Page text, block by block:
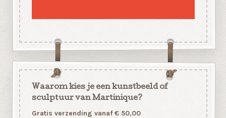
Waarom kies je een kunstbeeld of
sculptuur van Martinique?
Gratis verzending vanaf € 50,00